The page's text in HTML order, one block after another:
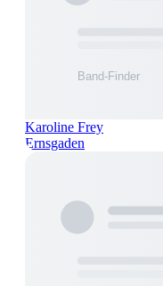
Karoline Frey
Ernsgaden